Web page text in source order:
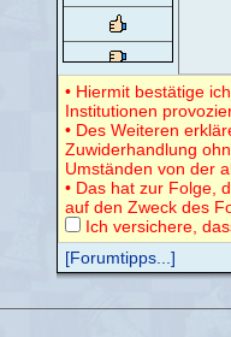
• Hiermit bestätige
Institutionen
• Des Weiteren
Zuwiderhandlung
Umständen von der
• Das hat zur Folge,
auf den Zweck des
Ich versichere,
[Forumtipps...]